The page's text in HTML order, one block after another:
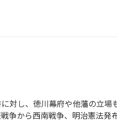
対し、徳川幕府や他藩の立
争から西南戦争、明治憲法
どうやって明治政府を樹立し